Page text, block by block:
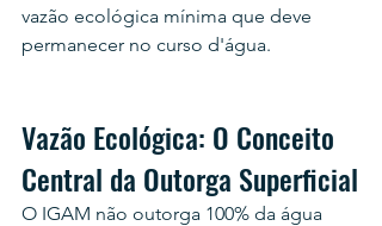
vazão ecológica mínima que deve
permanecer no curso d'água.
Vazão Ecológica: O Conceito
Central da Outorga Superficial
O IGAM não outorga 100% da água